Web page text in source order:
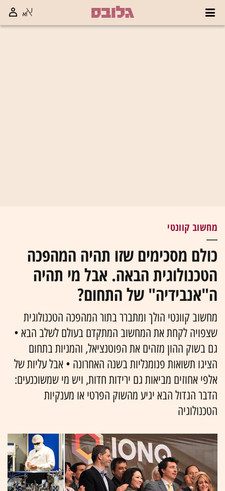
מחשוב קוונטי
כולם מסכימים שזו תהיה המהפכה
הטכנולוגית הבאה. אבל מי תהיה
ה"אנבידיה" של התחום?
מחשוב קוונטי הולך ומתברר בתור המהפכה הטכנולוגית
שצפויה לקחת את המחשוב המתקדם בעולם לשלב הבא •
גם בשוק ההון מזהים את הפוטנציאל, והמניות בתחום
הציגו תשואות פנומנליות בשנה האחרונה • אבל עליות של
אלפי אחוזים מביאות גם ירידות חדות, ויש מי שמשוכנעים:
הדבר הגדול הבא יגיע מהשוק הפרטי או מענקיות
הטכנולוגיה